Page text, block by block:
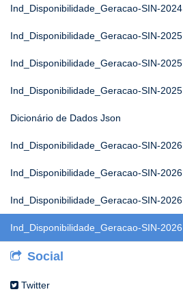
Ind_Disponibilidade_Geracao-SIN-2024
Ind_Disponibilidade_Geracao-SIN-2025
Ind_Disponibilidade_Geracao-SIN-2025
Ind_Disponibilidade_Geracao-SIN-2025
Dicionário de Dados Json
Ind_Disponibilidade_Geracao-SIN-2026
Ind_Disponibilidade_Geracao-SIN-2026
Ind_Disponibilidade_Geracao-SIN-2026
Ind_Disponibilidade_Geracao-SIN-2026
Social
Twitter